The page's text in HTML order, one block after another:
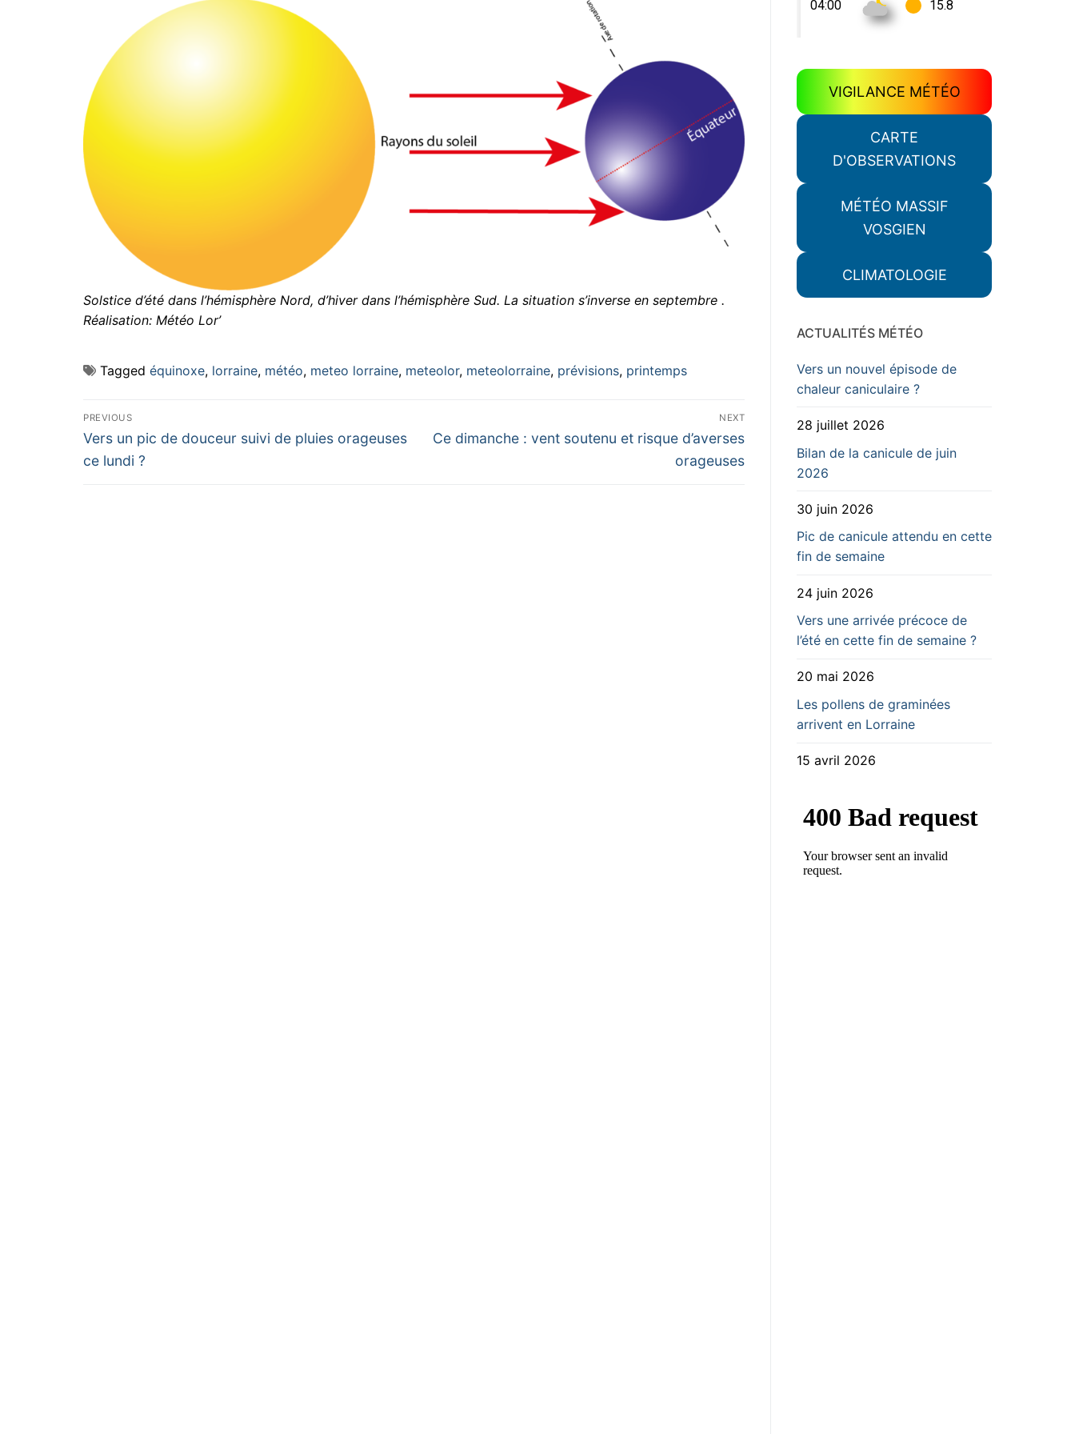
Solstice d’été dans l’hémisphère Nord, d’hiver dans l’hémisphère Sud. La situation s’inverse en septembre .
Réalisation: Météo Lor’
Tagged équinoxe, lorraine, météo, meteo lorraine, meteolor, meteolorraine, prévisions, printemps
Navigation
de
l’article
PREVIOUS
Previous
post:
Vers un pic de douceur suivi de pluies orageuses
ce lundi ?
NEXT
Next
Ce dimanche : vent soutenu et risque d’averses
orageuses
VIGILANCE MÉTÉO
CARTE
D'OBSERVATIONS
MÉTÉO MASSIF
VOSGIEN
CLIMATOLOGIE
ACTUALITÉS MÉTÉO
Vers un nouvel épisode de
chaleur caniculaire ?
28 juillet 2026
Bilan de la canicule de juin
2026
30 juin 2026
Pic de canicule attendu en cette
fin de semaine
24 juin 2026
Vers une arrivée précoce de
l’été en cette fin de semaine ?
20 mai 2026
Les pollens de graminées
arrivent en Lorraine
15 avril 2026